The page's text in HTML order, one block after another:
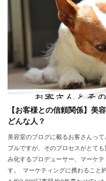
【お客様との信頼関係】美
どんな人？
美容室のブログに載るお客さんっ
プルですが、そのプロセスがとて
み化するプロデューサー、マーケ
す。 マーケティングに携わること